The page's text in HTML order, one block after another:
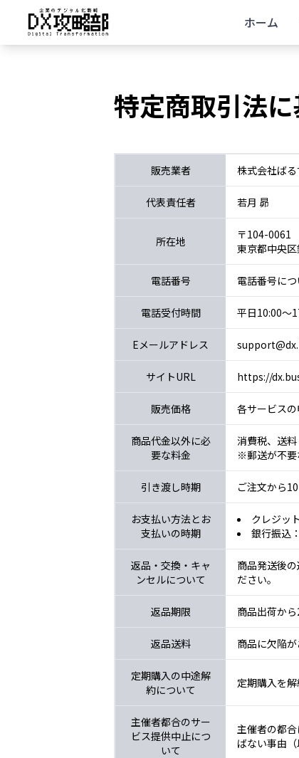
ホーム
特定商取引法
販売業者 株式会社ばる
代表責任者 若月 昴
所在地
〒104-0061
東京都中央
電話番号 電話番号に
電話受付時間 平日10:00〜
Eメールアドレス
サイトURL https://
販売価格 各サービス
商品代金以外に必
要な料金
消費税、送料
※郵送が不要
引き渡し時期 ご注文から
お支払い方法とお
支払いの時期
クレジッ
銀行振込
返品・交換・キャ
ンセルについて
商品発送後
ださい。
返品期限 商品出荷か
返品送料 商品に欠陥
定期購入の中途解
約について
定期購入を
主催者都合のサー
ビス提供中止につ
いて
主催者の都
ばない事由